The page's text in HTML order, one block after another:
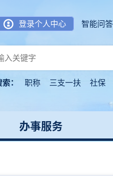
登录个人中心 智能问答
： 职称 三支一扶 社保
办事服务